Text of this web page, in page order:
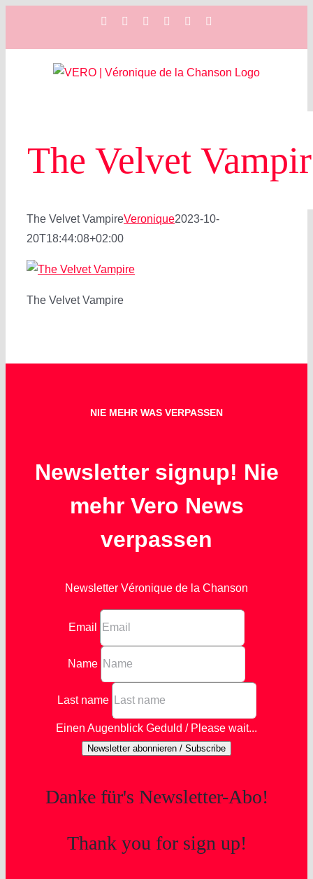
FacebookInstagramYouTube
SpotifySoundCloud
The Velvet
The Velvet VampireVeronique2023-10-
20T18:44:08+02:00
The Velvet Vampire
NIE MEHR WAS VERPASSEN
Newsletter signup! Nie
mehr Vero News
verpassen
Newsletter Véronique de la Chanson
Email
Name
Last name
Einen Augenblick Geduld / Please wait...
Newsletter abonnieren / Subscribe
Danke für's Newsletter-Abo!
Thank you for sign up!